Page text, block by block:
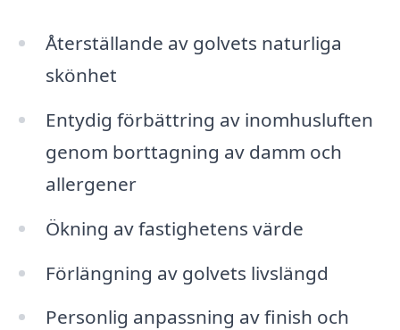
Återställande av golvets naturliga
skönhet
Entydig förbättring av inomhusluften
genom borttagning av damm och
allergener
Ökning av fastighetens värde
Förlängning av golvets livslängd
Personlig anpassning av finish och